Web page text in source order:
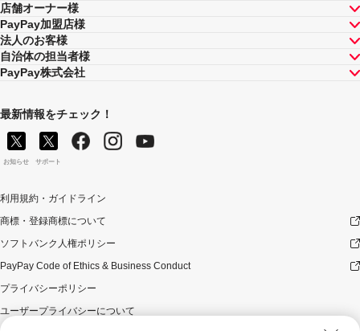
店舗オーナー様
PayPay加盟店様
法人のお客様
自治体の担当者様
PayPay株式会社
最新情報をチェック！
お知らせ サポート
利用規約・ガイドライン
商標・登録商標について
ソフトバンク人権ポリシー
PayPay Code of Ethics & Business Conduct
プライバシーポリシー
ユーザープライバシーについて